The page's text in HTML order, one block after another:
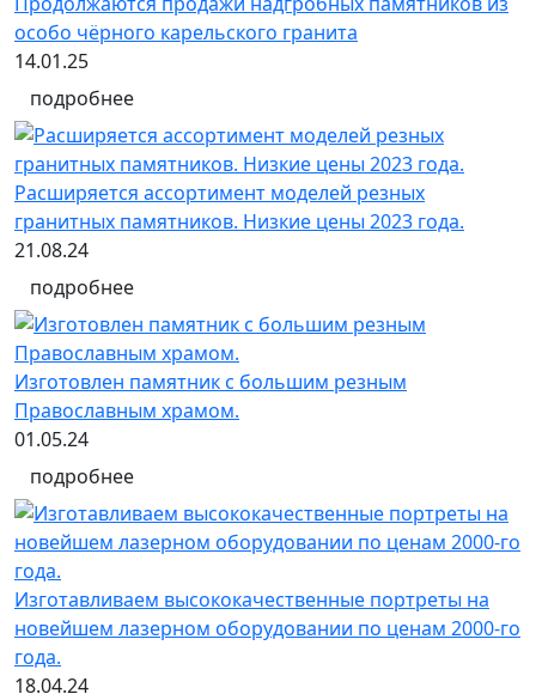
особо чёрного карельского гранита
14.01.25
подробнее
Расширяется ассортимент моделей резных
гранитных памятников. Низкие цены 2023 года.
21.08.24
подробнее
Изготовлен памятник с большим резным
Православным храмом.
01.05.24
подробнее
Изготавливаем высококачественные портреты на
новейшем лазерном оборудовании по ценам 2000-го
года.
18.04.24